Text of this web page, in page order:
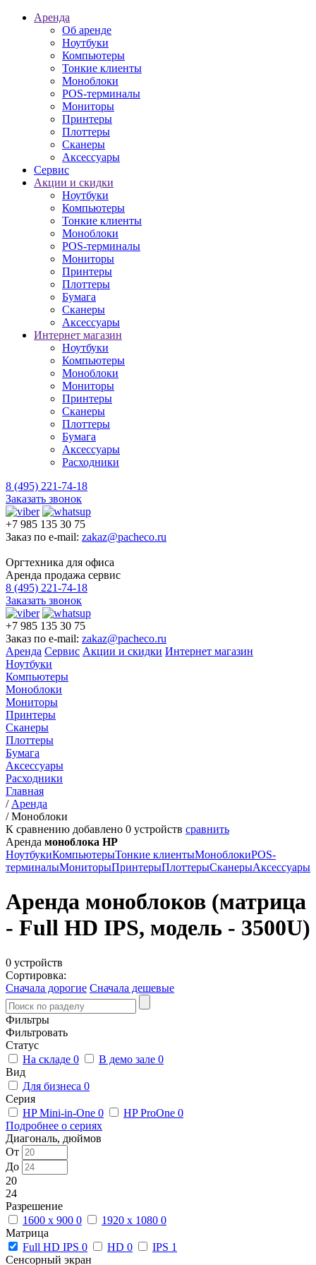
Аренда
Об аренде
Ноутбуки
Компьютеры
Тонкие клиенты
Моноблоки
POS-терминалы
Мониторы
Принтеры
Плоттеры
Сканеры
Аксессуары
Сервис
Акции и скидки
Ноутбуки
Компьютеры
Тонкие клиенты
Моноблоки
POS-терминалы
Мониторы
Принтеры
Плоттеры
Бумага
Сканеры
Аксессуары
Интернет магазин
Ноутбуки
Компьютеры
Моноблоки
Мониторы
Принтеры
Сканеры
Плоттеры
Бумага
Аксессуары
Расходники
8 (495) 221-74-18
Заказать звонок
+7 985 135 30 75
Заказ по e-mail: zakaz@pacheco.ru
Оргтехника для офиса
Аренда продажа сервис
8 (495) 221-74-18
Заказать звонок
+7 985 135 30 75
Заказ по e-mail: zakaz@pacheco.ru
Аренда Сервис Акции и скидки Интернет магазин
Ноутбуки
Компьютеры
Моноблоки
Мониторы
Принтеры
Сканеры
Плоттеры
Бумага
Аксессуары
Расходники
Главная
/ Аренда
/Моноблоки
К сравнению добавлено 0 устройств сравнить
Аренда моноблока HP
НоутбукиКомпьютерыТонкие клиентыМоноблокиPOS-
терминалыМониторыПринтерыПлоттерыСканерыАксессуары
Аренда моноблоков (матрица
- Full HD IPS, модель - 3500U)
0 устройств
Сортировка:
Сначала дорогие Сначала дешевые
Фильтры
Фильтровать
Статус
На складе 0 В демо зале 0
Вид
Для бизнеса 0
Серия
HP Mini-in-One 0 HP ProOne 0
Подробнее о сериях
Диагональ, дюймов
От
До
20
24
Разрешение
1600 x 900 0 1920 x 1080 0
Матрица
Full HD IPS 0 HD 0 IPS 1
Сенсорный экран